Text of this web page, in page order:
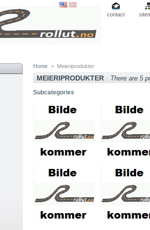
contact
Home > Meieriprodukter
MEIERIPRODUKTER There are 5
Subcategories